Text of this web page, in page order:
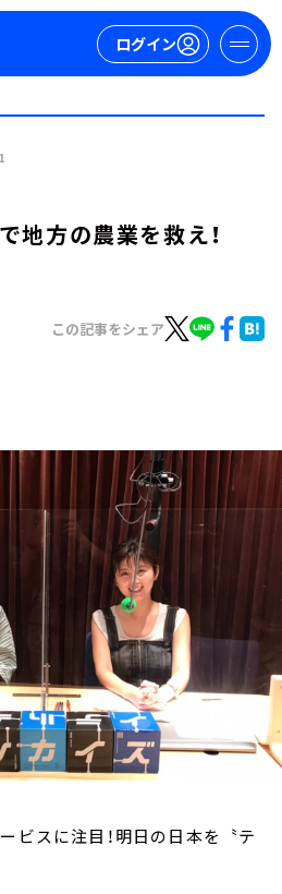
ログイン
地方の農業を救え！
この記事をシェア
ビスに注目！明日の日本を〝テ